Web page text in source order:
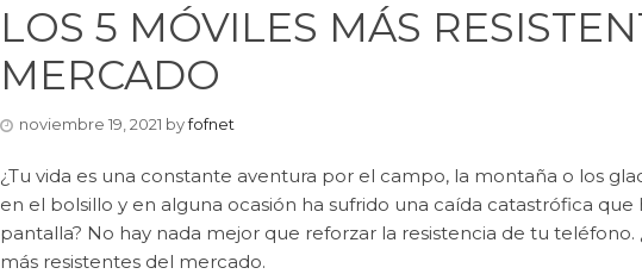
LOS 5 MÓVILES MÁS
MERCADO
noviembre 19, 2021 byfofnet
¿Tu vida es una constante aventura por el campo, la montaña o los
en el bolsillo y en alguna ocasión ha sufrido una caída catastrófica que
pantalla? No hay nada mejor que reforzar la resistencia de tu teléfono.
más resistentes del mercado.